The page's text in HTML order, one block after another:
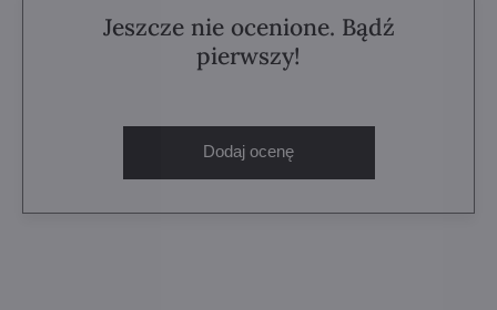
Jeszcze nie ocenione. Bądź
pierwszy!
Dodaj ocenę